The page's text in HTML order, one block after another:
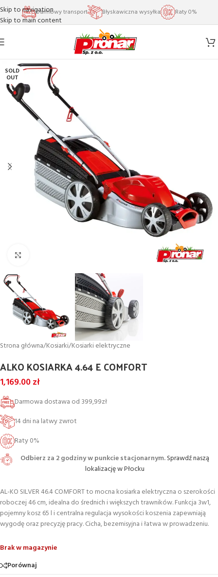
Skip to navigation
Skip to main content
Darmowy transport Błyskawiczna wysyłka Raty 0%
SOLD
OUT
Strona główna/Kosiarki/Kosiarki elektryczne
ALKO KOSIARKA 4.64 E COMFORT
1,169.00zł
Darmowa dostawa od 399,99zł
14 dni na latwy zwrot
Raty 0%
Odbierz za 2 godziny w punkcie stacjonarnym.Sprawdź naszą
lokalizację w Płocku
AL-KO SILVER 46.4 COMFORT to mocna kosiarka elektryczna o szerokości
roboczej 46 cm, idealna do średnich i większych trawników. Funkcja 3w1,
pojemny kosz 65 l i centralna regulacja wysokości koszenia zapewniają
wygodę oraz precyzję pracy. Cicha, bezemisyjna i łatwa w prowadzeniu.
Brak w magazynie
Porównaj